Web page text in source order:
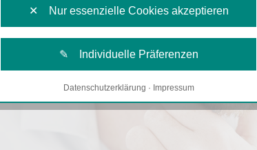
✕ Nur essenzielle Cookies akzeptieren
✎ Individuelle Präferenzen
Notwendige Cookies
Datenschutzerklärung · Impressum